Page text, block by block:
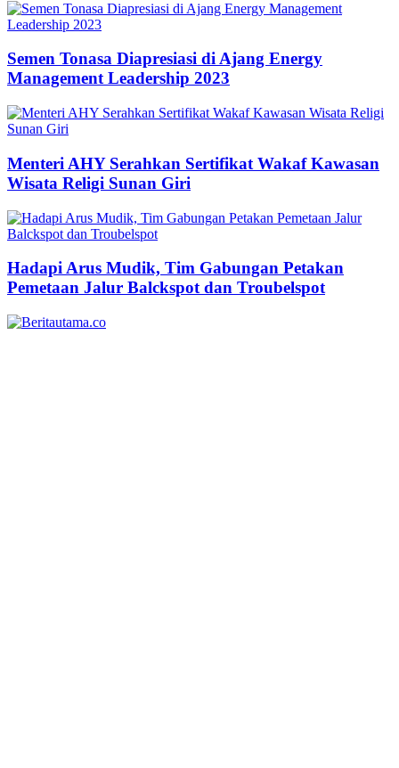
Semen Tonasa Diapresiasi di Ajang Energy
Management Leadership 2023
Menteri AHY Serahkan Sertifikat Wakaf Kawasan
Wisata Religi Sunan Giri
Hadapi Arus Mudik, Tim Gabungan Petakan
Pemetaan Jalur Balckspot dan Troubelspot